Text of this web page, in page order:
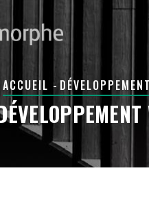
FIL
D'ARIANE
ACCUEIL -